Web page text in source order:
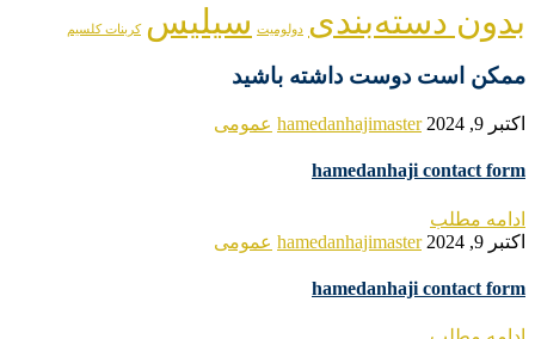
بدون دسته‌بندی دولومیت سیلیس کربنات کلسیم
ممکن است دوست داشته باشید
اکتبر 9, 2024 hamedanhajimaster عمومی
hamedanhaji contact form
ادامه مطلب
اکتبر 9, 2024
hamedanhajimaster عمومی
hamedanhaji contact form